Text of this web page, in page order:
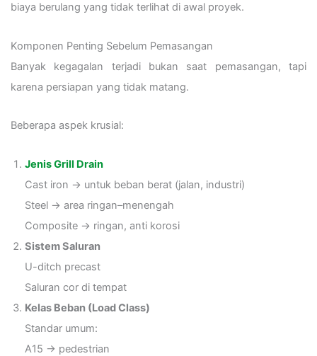
biaya berulang yang tidak terlihat di awal proyek.
Komponen Penting Sebelum Pemasangan
Banyak kegagalan terjadi bukan saat pemasangan, tapi
karena persiapan yang tidak matang.
Beberapa aspek krusial:
Jenis Grill Drain
Cast iron → untuk beban berat (jalan, industri)
Steel → area ringan–menengah
Composite → ringan, anti korosi
Sistem Saluran
U-ditch precast
Saluran cor di tempat
Kelas Beban (Load Class)
Standar umum:
A15 → pedestrian